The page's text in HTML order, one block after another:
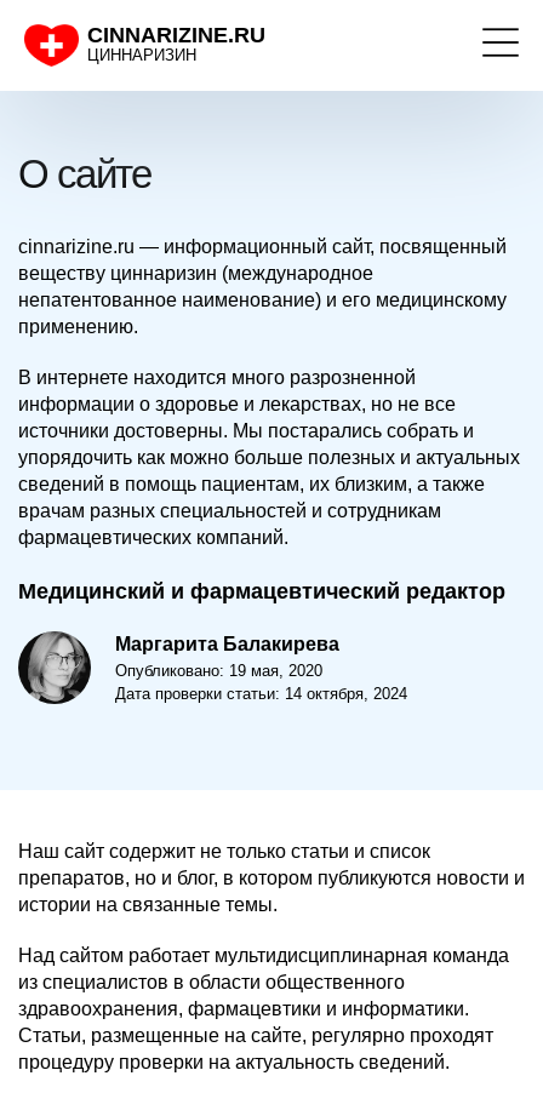
CINNARIZINE.RU
ЦИННАРИЗИН
О сайте
cinnarizine.ru — информационный сайт, посвященный
веществу циннаризин (международное
непатентованное наименование) и его медицинскому
применению.
В интернете находится много разрозненной
информации о здоровье и лекарствах, но не все
источники достоверны. Мы постарались собрать и
упорядочить как можно больше полезных и актуальных
сведений в помощь пациентам, их близким, а также
врачам разных специальностей и сотрудникам
фармацевтических компаний.
Медицинский и фармацевтический редактор
Маргарита Балакирева
Опубликовано: 19 мая, 2020
Дата проверки статьи: 14 октября, 2024
Наш сайт содержит не только статьи и список
препаратов, но и блог, в котором публикуются новости и
истории на связанные темы.
Над сайтом работает мультидисциплинарная команда
из специалистов в области общественного
здравоохранения, фармацевтики и информатики.
Статьи, размещенные на сайте, регулярно проходят
процедуру проверки на актуальность сведений.